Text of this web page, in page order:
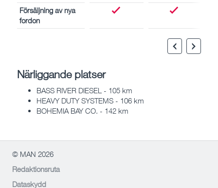
Försäljning av nya
fordon
Närliggande platser
BASS RIVER DIESEL - 105 km
HEAVY DUTY SYSTEMS - 106 km
BOHEMIA BAY CO. - 142 km
© MAN 2026
Redaktionsruta
Dataskydd